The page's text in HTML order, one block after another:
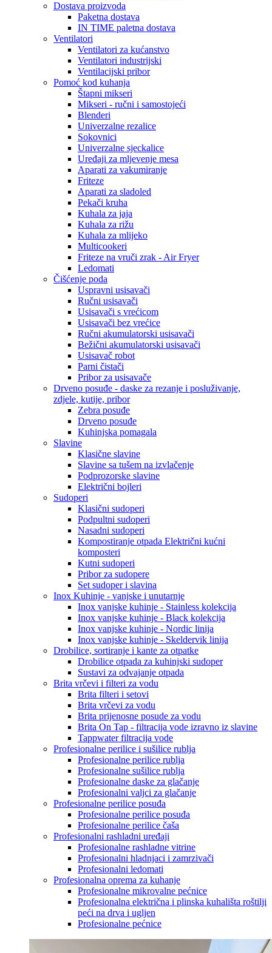
Dostava proizvoda
Paketna dostava
IN TIME paletna dostava
Ventilatori
Ventilatori za kućanstvo
Ventilatori industrijski
Ventilacijski pribor
Pomoć kod kuhanja
Štapni mikseri
Mikseri - ručni i samostojeći
Blenderi
Univerzalne rezalice
Sokovnici
Univerzalne sjeckalice
Uređaji za mljevenje mesa
Aparati za vakumiranje
Friteze
Aparati za sladoled
Pekači kruha
Kuhala za jaja
Kuhala za rižu
Kuhala za mlijeko
Multicookeri
Friteze na vruči zrak - Air Fryer
Ledomati
Čišćenje poda
Uspravni usisavači
Ručni usisavači
Usisavači s vrećicom
Usisavači bez vrećice
Ručni akumulatorski usisavači
Bežični akumulatorski usisavači
Usisavač robot
Parni čistači
Pribor za usisavače
Drveno posuđe - daske za rezanje i posluživanje,
zdjele, kutije, pribor
Zebra posuđe
Drveno posuđe
Kuhinjska pomagala
Slavine
Klasične slavine
Slavine sa tušem na izvlačenje
Podprozorske slavine
Električni bojleri
Sudoperi
Klasični sudoperi
Podpultni sudoperi
Nasadni sudoperi
Kompostiranje otpada Električni kućni
komposteri
Kutni sudoperi
Pribor za sudopere
Set sudoper i slavina
Inox Kuhinje - vanjske i unutarnje
Inox vanjske kuhinje - Stainless kolekcija
Inox vanjske kuhinje - Black kolekcija
Inox vanjske kuhinje - Nordic linija
Inox vanjske kuhinje - Skeldervik linija
Drobilice, sortiranje i kante za otpatke
Drobilice otpada za kuhinjski sudoper
Sustavi za odvajanje otpada
Brita vrčevi i filteri za vodu
Brita filteri i setovi
Brita vrčevi za vodu
Brita prijenosne posude za vodu
Brita On Tap - filtracija vode izravno iz slavine
Tappwater filtracija vode
Profesionalne perilice i sušilice rublja
Profesionalne perilice rublja
Profesionalne sušilice rublja
Profesionalne daske za glačanje
Profesionalni valjci za glačanje
Profesionalne perilice posuđa
Profesionalne perilice posuđa
Profesionalne perilice čaša
Profesionalni rashladni uređaji
Profesionalne rashladne vitrine
Profesionalni hladnjaci i zamrzivači
Profesionalni ledomati
Profesionalna oprema za kuhanje
Profesionalne mikrovalne pećnice
Profesionalna električna i plinska kuhališta roštilji
peći na drva i ugljen
Profesionalne pećnice